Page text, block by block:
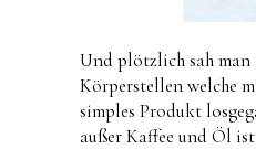
Und plötzlich sah man
Körperstellen welche
simples Produkt
außer Kaffee und Öl